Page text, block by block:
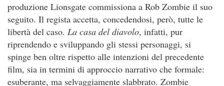
produzione Lionsgate commissiona a Rob Zombie il suo
seguito. Il regista accetta, concedendosi, però, tutte le
libertà del caso. La casa del diavolo, infatti, pur
riprendendo e sviluppando gli stessi personaggi, si
spinge ben oltre rispetto alle intenzioni del precedente
film, sia in termini di approccio narrativo che formale:
esuberante, ma selvaggiamente slabbrato. Zombie